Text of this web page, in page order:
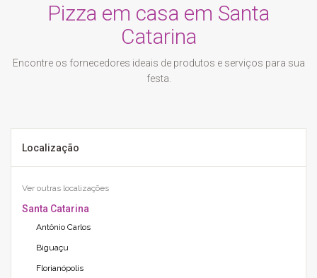
Pizza em casa em Santa
Catarina
Encontre os fornecedores ideais de produtos e serviços para sua
festa.
Localização
Ver outras localizações
Santa Catarina
Antônio Carlos
Biguaçu
Florianópolis